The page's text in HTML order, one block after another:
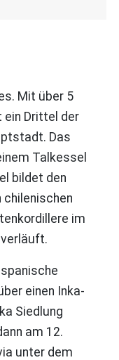
Mit über 5
ein Drittel der
Das
Talkessel
bildet den
chilenischen
im
einen Inka-
Siedlung
am 12.
unter dem